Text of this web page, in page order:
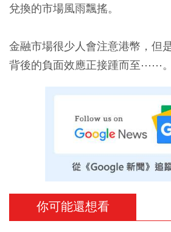
兌換的市場風雨飄搖。
金融市場很少人會注意港幣，但
背後的負面效應正接踵而至⋯⋯。
你可能還想看